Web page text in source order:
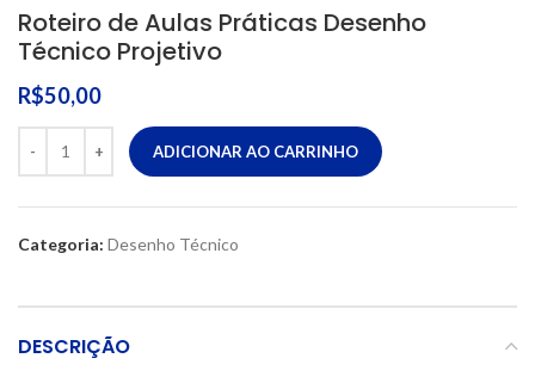
Roteiro de Aulas Práticas Desenho
Técnico Projetivo
R$50,00
ADICIONAR AO CARRINHO
Categoria: Desenho Técnico
DESCRIÇÃO